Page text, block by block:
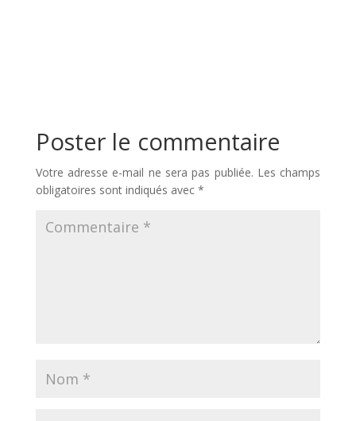
Poster le commentaire
Votre adresse e-mail ne sera pas publiée. Les champs
obligatoires sont indiqués avec *